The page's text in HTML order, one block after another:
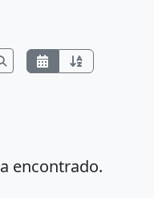
encontrado.